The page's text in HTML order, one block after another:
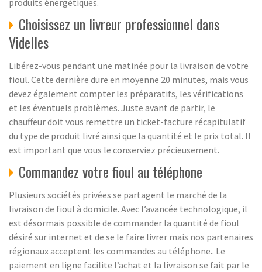
produits énergétiques.
Choisissez un livreur professionnel dans
Videlles
Libérez-vous pendant une matinée pour la livraison de votre
fioul. Cette dernière dure en moyenne 20 minutes, mais vous
devez également compter les préparatifs, les vérifications
et les éventuels problèmes. Juste avant de partir, le
chauffeur doit vous remettre un ticket-facture récapitulatif
du type de produit livré ainsi que la quantité et le prix total. Il
est important que vous le conserviez précieusement.
Commandez votre fioul au téléphone
Plusieurs sociétés privées se partagent le marché de la
livraison de fioul à domicile. Avec l’avancée technologique, il
est désormais possible de commander la quantité de fioul
désiré sur internet et de se le faire livrer mais nos partenaires
régionaux acceptent les commandes au téléphone.. Le
paiement en ligne facilite l’achat et la livraison se fait par le